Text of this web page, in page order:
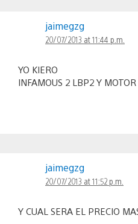
jaimegzg
20/07/2013 at 11:44 p.m.
YO KIERO
INFAMOUS 2 LBP2 Y
jaimegzg
20/07/2013 at 11:52 p.m.
Y CUAL SERA EL PRECIO